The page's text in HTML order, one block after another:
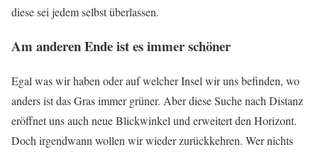
diese sei jedem selbst überlassen.
Am anderen Ende ist es immer schöner
Egal was wir haben oder auf welcher Insel wir uns befinden, wo
anders ist das Gras immer grüner. Aber diese Suche nach Distanz
eröffnet uns auch neue Blickwinkel und erweitert den Horizont.
Doch irgendwann wollen wir wieder zurückkehren. Wer nichts